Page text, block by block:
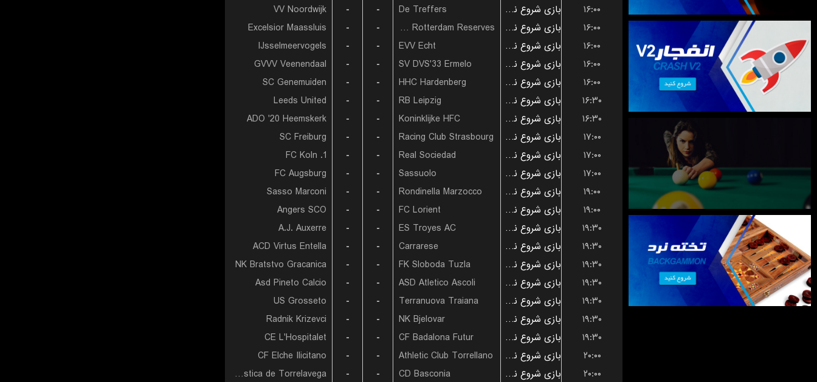
VV Noordwijk
- - De Treffers بازی شروع نشده است
۱۶:۰۰
Excelsior Maassluis
- - Sparta Rotterdam Reserves بازی شروع نشده است
۱۶:۰۰
IJsselmeervogels
- - EVV Echt بازی شروع نشده است
۱۶:۰۰
GVVV Veenendaal
- - SV DVS'33 Ermelo بازی شروع نشده است
۱۶:۰۰
SC Genemuiden
- - HHC Hardenberg بازی شروع نشده است
۱۶:۰۰
Leeds United
- - RB Leipzig بازی شروع نشده است
۱۶:۳۰
ADO '20 Heemskerk
- - Koninklijke HFC بازی شروع نشده است
۱۶:۳۰
SC Freiburg
- - Racing Club Strasbourg بازی شروع نشده است
۱۷:۰۰
1. FC Koln
- - Real Sociedad بازی شروع نشده است
۱۷:۰۰
FC Augsburg
- - Sassuolo بازی شروع نشده است
۱۷:۰۰
Sasso Marconi
- - Rondinella Marzocco بازی شروع نشده است
۱۹:۰۰
Angers SCO
- - FC Lorient بازی شروع نشده است
۱۹:۰۰
A.J. Auxerre
- - ES Troyes AC بازی شروع نشده است
۱۹:۳۰
ACD Virtus Entella
- - Carrarese بازی شروع نشده است
۱۹:۳۰
NK Bratstvo Gracanica
- - FK Sloboda Tuzla بازی شروع نشده است
۱۹:۳۰
Asd Pineto Calcio
- - ASD Atletico Ascoli بازی شروع نشده است
۱۹:۳۰
US Grosseto
- - Terranuova Traiana بازی شروع نشده است
۱۹:۳۰
Radnik Krizevci
- - NK Bjelovar بازی شروع نشده است
۱۹:۳۰
CE L'Hospitalet
- - CF Badalona Futur بازی شروع نشده است
۱۹:۳۰
CF Elche Ilicitano
- - Athletic Club Torrellano بازی شروع نشده است
۲۰:۰۰
Gimnastica de Torrelavega
- - CD Basconia بازی شروع نشده است
۲۰:۰۰